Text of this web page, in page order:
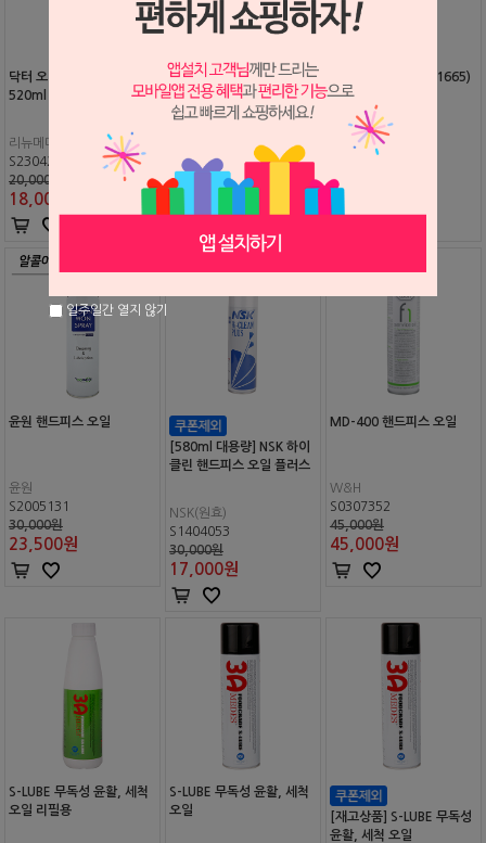
닥터 오일 (핸드피스 오일)
520ml
리뉴메디칼
S2304274
20,000원
18,000
NSK 파나 오일 플러스 480
ml
S2011056
43,000원
35,000
T1 스프레이 (#5901665)
Dentsply Sirona
25,300원
25,000
윤원 핸드피스 오일
윤원
S2005131
30,000원
23,500원
[580ml 대용량] NSK 하이
클린 핸드피스 오일 플러스
NSK(원효)
S1404053
30,000원
17,000원
MD-400 핸드피스 오일
W&H
S0307352
45,000원
45,000원
S-LUBE 무독성 윤활, 세척
오일 리필용
S-LUBE 무독성 윤활, 세척
오일
[재고상품] S-LUBE 무독성
윤활, 세척 오일
일주일간 열지 않기